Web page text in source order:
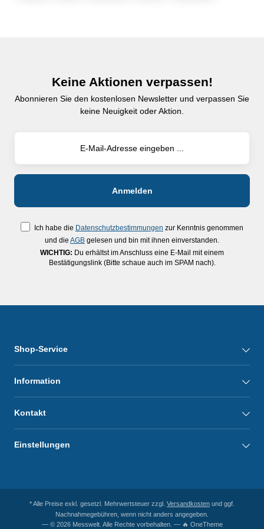
Keine Aktionen verpassen!
Abonnieren Sie den kostenlosen Newsletter und verpassen Sie
keine Neuigkeit oder Aktion.
Ich habe die Datenschutzbestimmungen zur Kenntnis genommen
und die AGB gelesen und bin mit ihnen einverstanden.
WICHTIG: Du erhältst im Anschluss eine E-Mail mit einem
Bestätigungslink (Bitte schaue auch im SPAM nach).
Shop-Service
Information
Kontakt
Einstellungen
* Alle Preise exkl. gesetzl. Mehrwertsteuer zzgl. Versandkosten und ggf.
Nachnahmegebühren, wenn nicht anders angegeben.
— © 2026 Messwelt. Alle Rechte vorbehalten. — 🔥 OneTheme